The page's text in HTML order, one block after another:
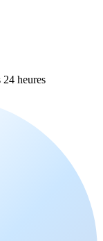
24 heures